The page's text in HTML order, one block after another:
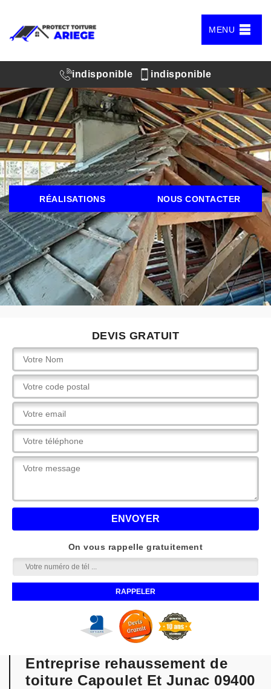
MENU
indisponible indisponible
RÉALISATIONS NOUS CONTACTER
DEVIS GRATUIT
On vous rappelle gratuitement
Entreprise rehaussement de
toiture Capoulet Et Junac 09400